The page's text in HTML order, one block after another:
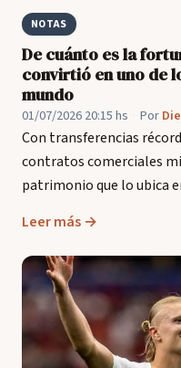
NOTAS
De cuánto es la
convirtió en uno de
mundo
01/07/2026 20:15 hs Por
Con transferencias
contratos comerciales
patrimonio que lo ubica
Leer más →